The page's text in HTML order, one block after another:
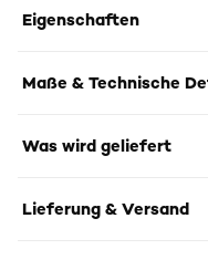
Eigenschaften
Maße & Technische
Was wird geliefert
Lieferung & Versand